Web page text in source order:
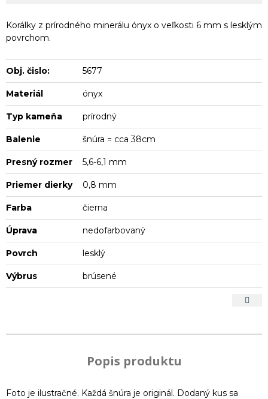
Korálky z prírodného minerálu ónyx o veľkosti 6 mm s lesklým
povrchom.
Obj. čislo: 5677
Materiál ónyx
Typ kameňa prírodný
Balenie šnúra = cca 38cm
Presný rozmer 5,6-6,1 mm
Priemer dierky 0,8 mm
Farba čierna
Úprava nedofarbovaný
Povrch lesklý
Výbrus brúsené
Popis produktu
Foto je ilustračné. Každá šnúra je originál. Dodaný kus sa